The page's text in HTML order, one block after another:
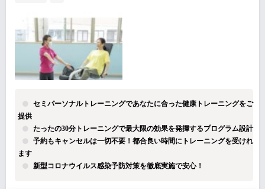
セミパーソナルトレーニングであなたに合った健康トレーニングをご
提供
たったの30分トレーニングで最大限の効果を発揮するプログラム設計
予約もキャンセルは一切不要！都合良い時間にトレーニングを受けれ
ます
新型コロナウイルス感染予防対策を徹底実施で安心！